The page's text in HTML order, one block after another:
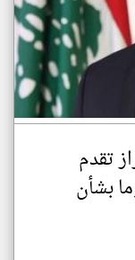
تقدم
بشأن